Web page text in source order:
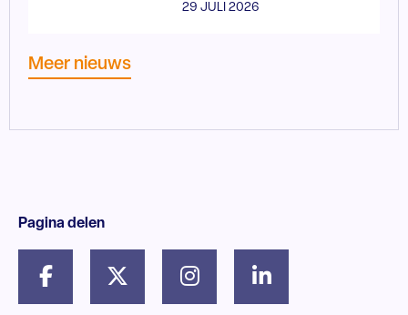
29 JULI 2026
Meer nieuws
Pagina delen